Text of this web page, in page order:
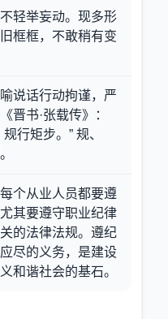
轻举妄动。现多形
框框，不敢稍有变
说话行动拘谨，严
晋书·张载传》：
行矩步。” 规、
个从业人员都要遵
其要遵守职业纪律
的法律法规。遵纪
尽的义务，是建设
和谐社会的基石。